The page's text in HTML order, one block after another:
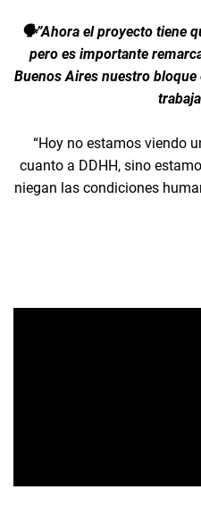
🗣️”Ahora el proyecto tiene
pero es importante
Buenos Aires nuestro
“Hoy no estamos viendo
cuanto a DDHH, sino
niegan las condiciones